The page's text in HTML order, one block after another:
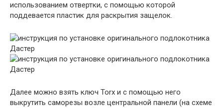
использованием отвертки, с помощью которой
поддевается пластик для раскрытия защелок.
Далее можно взять ключ Torx и с помощью него
выкрутить саморезы возле центральной панели (на схеме